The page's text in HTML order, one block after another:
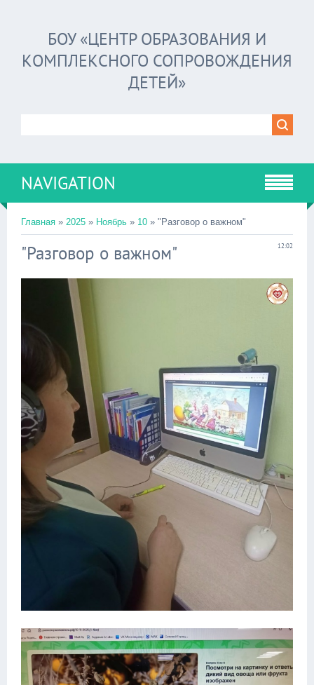
БОУ «ЦЕНТР ОБРАЗОВАНИЯ И
КОМПЛЕКСНОГО СОПРОВОЖДЕНИЯ
ДЕТЕЙ»
NAVIGATION
Главная » 2025 » Ноябрь » 10 » "Разговор о важном"
12:02
"Разговор о важном"